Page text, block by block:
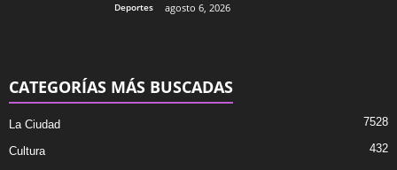
Deportes agosto 6, 2026
CATEGORÍAS MÁS BUSCADAS
La Ciudad 7528
Cultura
432